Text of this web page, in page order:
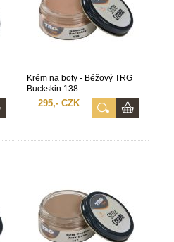
Krém na boty - Béžový TRG
Buckskin 138
295,- CZK